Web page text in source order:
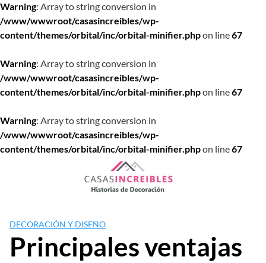
Warning: Array to string conversion in
/www/wwwroot/casasincreibles/wp-
content/themes/orbital/inc/orbital-minifier.phpon line67
Warning: Array to string conversion in
/www/wwwroot/casasincreibles/wp-
content/themes/orbital/inc/orbital-minifier.phpon line67
Warning: Array to string conversion in
/www/wwwroot/casasincreibles/wp-
content/themes/orbital/inc/orbital-minifier.phpon line67
DECORACIÓN Y DISEÑO
Principales ventajas